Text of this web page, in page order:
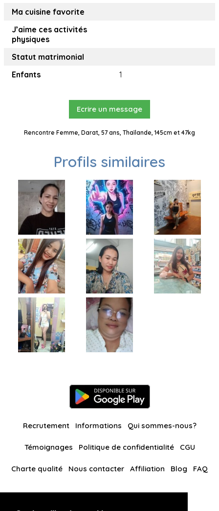
Ma cuisine favorite
J’aime ces activités
physiques
Statut matrimonial
Enfants
1
Ecrire un message
Rencontre Femme, Darat, 57 ans, Thaïlande, 145cm et 47kg
Profils similaires
Recrutement Informations Qui sommes-nous?
Témoignages Politique de confidentialité CGU
Charte qualité Nous contacter Affiliation Blog FAQ